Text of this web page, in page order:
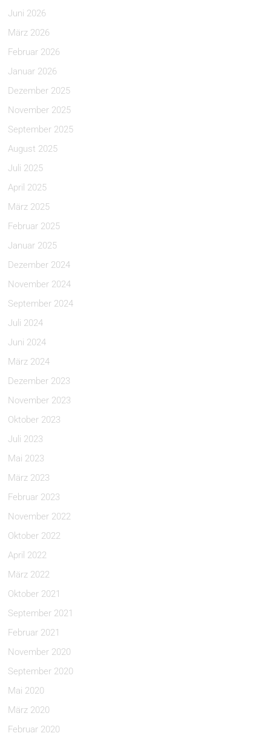
Juni 2026
März 2026
Februar 2026
Januar 2026
Dezember 2025
November 2025
September 2025
August 2025
Juli 2025
April 2025
März 2025
Februar 2025
Januar 2025
Dezember 2024
November 2024
September 2024
Juli 2024
Juni 2024
März 2024
Dezember 2023
November 2023
Oktober 2023
Juli 2023
Mai 2023
März 2023
Februar 2023
November 2022
Oktober 2022
April 2022
März 2022
Oktober 2021
September 2021
Februar 2021
November 2020
September 2020
Mai 2020
März 2020
Februar 2020